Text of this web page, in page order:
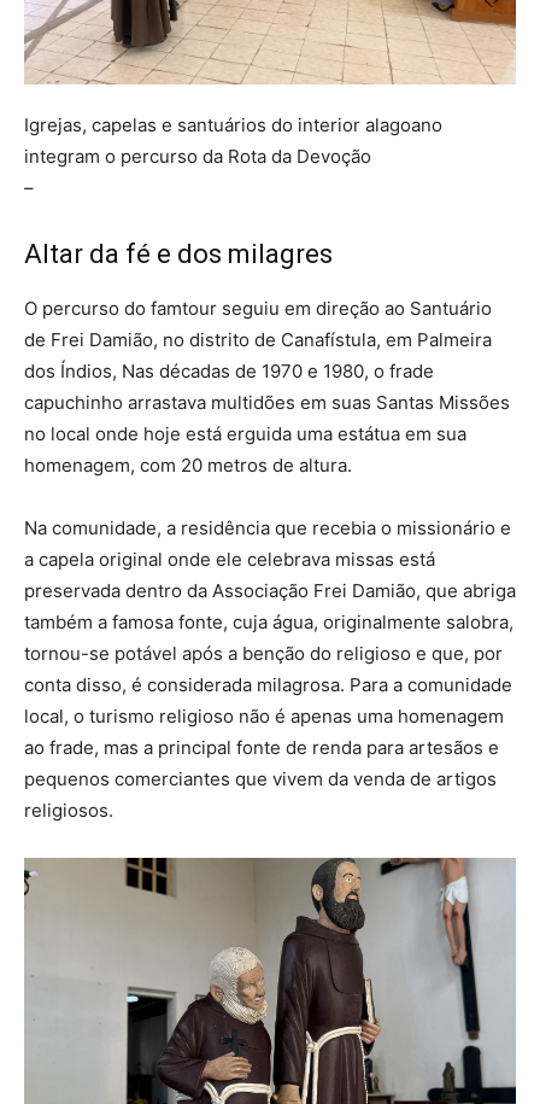
Igrejas, capelas e santuários do interior alagoano
integram o percurso da Rota da Devoção
–
Altar da fé e dos milagres
O percurso do famtour seguiu em direção ao Santuário
de Frei Damião, no distrito de Canafístula, em Palmeira
dos Índios, Nas décadas de 1970 e 1980, o frade
capuchinho arrastava multidões em suas Santas Missões
no local onde hoje está erguida uma estátua em sua
homenagem, com 20 metros de altura.
Na comunidade, a residência que recebia o missionário e
a capela original onde ele celebrava missas está
preservada dentro da Associação Frei Damião, que abriga
também a famosa fonte, cuja água, originalmente salobra,
tornou-se potável após a benção do religioso e que, por
conta disso, é considerada milagrosa. Para a comunidade
local, o turismo religioso não é apenas uma homenagem
ao frade, mas a principal fonte de renda para artesãos e
pequenos comerciantes que vivem da venda de artigos
religiosos.